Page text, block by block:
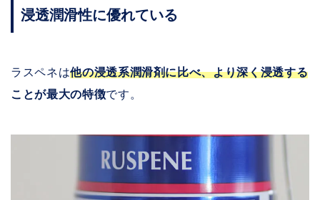
浸透潤滑性に優れている
ラスペネは他の浸透系潤滑剤に比べ、より深く浸透する
ことが最大の特徴です。